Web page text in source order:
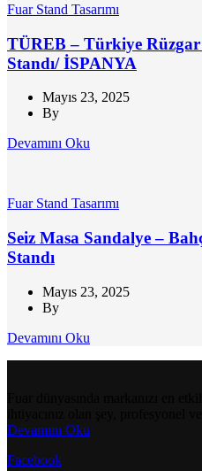
Fuar Stand Tasarımı
TÜREB – Türkiye
Standı/ İSPANYA
Mayıs 23, 2025
By
Devamını Oku
Fuar Stand Tasarımı
Seiz Masa Sandalye –
Standı
Mayıs 23, 2025
By
Devamını Oku
Devamını Oku
Facebook